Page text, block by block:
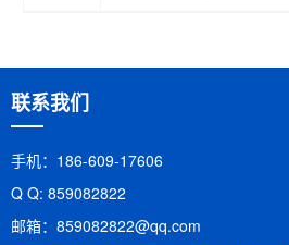
联系我们
手机：186-609-17606
Q Q: 859082822
邮箱：​859082822@qq.com